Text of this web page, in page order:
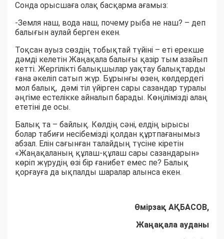
Сонда орысшаға олақ басқарма ағамыз:
-Земля наш, вода наш, почему рыба не наш? – деп
балығын аулай берген екен.
Тоқсан ауыз сөздің тобықтай түйіні – еті ерекше
дәмді келетін Жаңақала балығы қазір тым азайып
кетті. Жергілікті балықшылар уақтау балықтарды
ғана әкеліп сатып жүр. Бұрынғы өзен, көлдердегі
мол балық, дәмі тіл үйірген сары сазандар туралы
әңгіме естелікке айналып барады. Көңілімізді алаң
ететіні де осы.
Балық та – байлық. Көлдің сәні, елдің ырысы
болар табиғи несібемізді қолдан құртпағанымыз
абзал. Елін сағынған талайдың түсіне кіретін
«Жаңақаланың құлаш-құлаш сары сазандарын»
көріп жүрудің өзі бір ғанибет емес пе? Балық
қорғауға да ықпалды шаралар алынса екен.
Өмірзақ АҚБАСОВ,
Жаңақала ауданы